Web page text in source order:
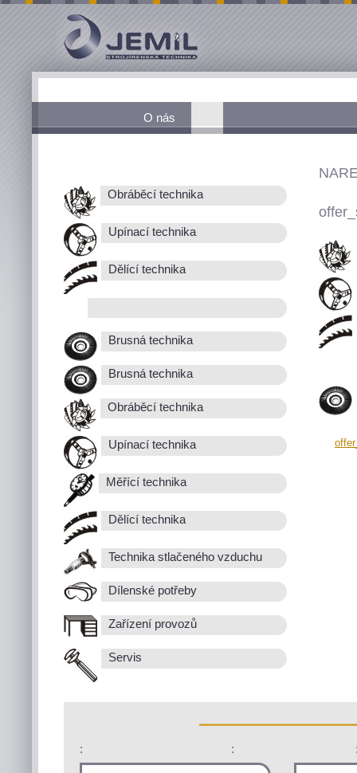
O nás
Obráběcí technika
Upínací technika
Dělící technika
Brusná technika
Brusná technika
Obráběcí technika
Upínací technika
Měřící technika
Dělící technika
Technika stlačeného vzduchu
Dílenské potřeby
Zařízení provozů
Servis
: :